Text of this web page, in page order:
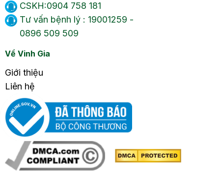
CSKH:0904 758 181
Tư vấn bệnh lý : 19001259 -
0896 509 509
Về Vinh Gia
Giới thiệu
Liên hệ